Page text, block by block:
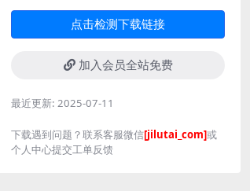
点击检测下载链接
加入会员全站免费
最近更新: 2025-07-11
下载遇到问题？联系客服微信[jilutai_com]或
个人中心提交工单反馈